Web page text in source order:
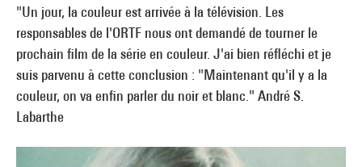
"Un jour, la couleur est arrivée à la télévision. Les
responsables de l'ORTF nous ont demandé de tourner le
prochain film de la série en couleur. J'ai bien réfléchi et je
suis parvenu à cette conclusion : "Maintenant qu'il y a la
couleur, on va enfin parler du noir et blanc." André S.
Labarthe